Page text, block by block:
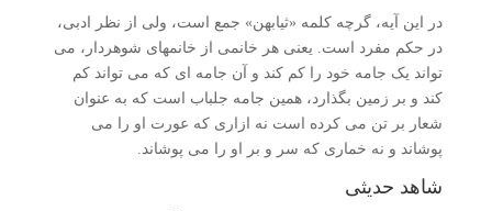
در این آیه، گرچه کلمه «ثیابهن» جمع است، ولی از نظر ادبی،
در حکم مفرد است. یعنی هر خانمی از خانمهای شوهردار، می
تواند یک جامه خود را کم کند و آن جامه ای که می تواند کم
کند و بر زمین بگذارد، همین جامه جلباب است که به عنوان
شعار بر تن می کرده است نه ازاری که عورت او را می
پوشاند و نه خماری که سر و بر او را می پوشاند.
شاهد حدیثی